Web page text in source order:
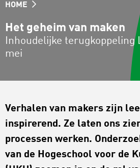
HOME
Het geheim van maken
Inhoudelijke terugkoppeling
mei
Verhalen van makers zijn
inspirerend. Ze laten ons
processen werken.
van de Hogeschool voor de